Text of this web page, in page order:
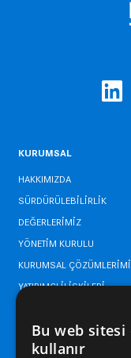
KURUMSAL
HAKKIMIZDA
SÜRDÜRÜLEBİLİRLİK
DEĞERLERİMİZ
YÖNETİM KURULU
KURUMSAL
YATIRIMCI İLİŞKİLERİ
YÖNETİM SİSTEMLERİ
Bu web sitesi
kullanır